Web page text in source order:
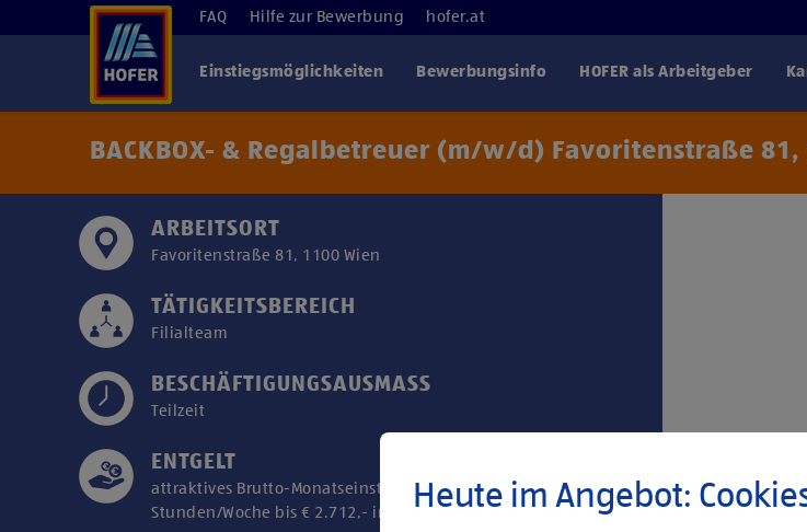
FAQ Hilfe zur Bewerbung hofer.at
Einstiegsmöglichkeiten Bewerbungsinfo HOFER als Arbeitgeber
BACKBOX- & Regalbetreuer (m/w/d) Favoritenstraße 81,
ARBEITSORT
Favoritenstraße 81, 1100 Wien
TÄTIGKEITSBEREICH
Filialteam
BESCHÄFTIGUNGSAUSMASS
Teilzeit
ENTGELT
attraktives Brutto-Monatseinstiegsgehalt ab € 2.367,- für 38,5
Stunden/Woche bis € 2.712,- in der EndstufeHeute im Angebot: